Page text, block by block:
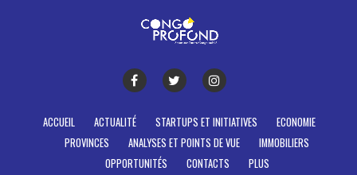
ACCUEIL ACTUALITÉ STARTUPS ET INITIATIVES
ECONOMIE
PROVINCES
ANALYSES ET POINTS DE VUE
IMMOBILIERS
OPPORTUNITÉS
CONTACTS PLUS